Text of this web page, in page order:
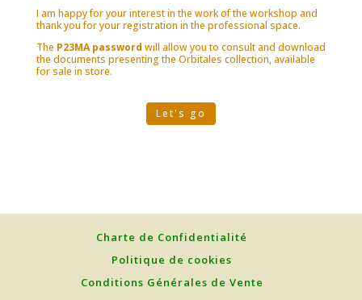
I am happy for your interest in the work of the workshop and
thank you for your registration in the professional space.
The P23MA password will allow you to consult and download
the documents presenting the Orbitales collection, available
for sale in store.
Let's go
Charte de Confidentialité
Politique de cookies
Conditions Générales de Vente